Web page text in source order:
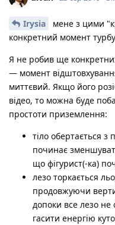
Irysia
мене з цими
конкретний момент
Я не робив ще
— момент
миттєвий. Якщо його
відео, то можна буде
простоти приземлення:
тіло обертається
починає
що фігурист(-ка)
лезо торкається
продовжуючи
допоки все лезо не
гасити енергію